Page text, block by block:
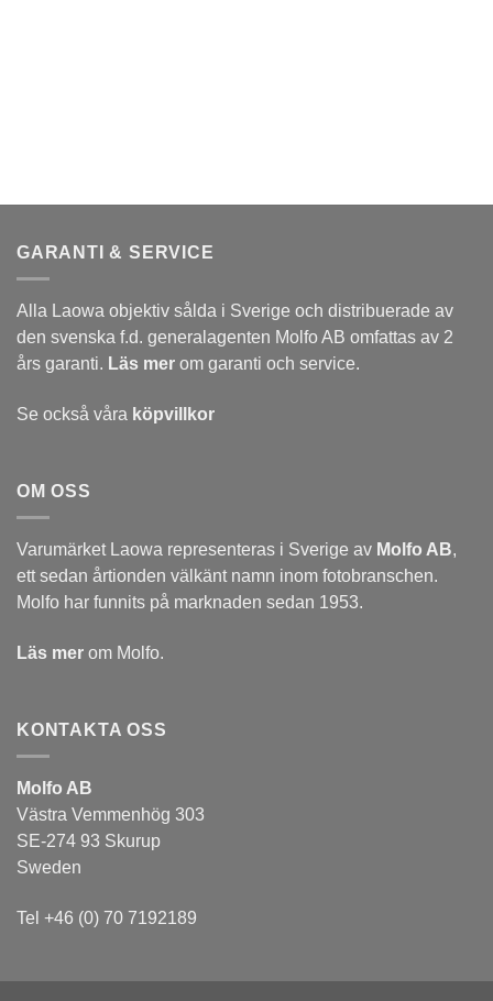
GARANTI & SERVICE
Alla Laowa objektiv sålda i Sverige och distribuerade av
den svenska f.d. generalagenten Molfo AB omfattas av 2
års garanti. Läs mer om garanti och service.
Se också våra köpvillkor
OM OSS
Varumärket Laowa representeras i Sverige av Molfo AB,
ett sedan årtionden välkänt namn inom fotobranschen.
Molfo har funnits på marknaden sedan 1953.
Läs mer om Molfo.
KONTAKTA OSS
Molfo AB
Västra Vemmenhög 303
SE-274 93 Skurup
Sweden
Tel +46 (0) 70 7192189